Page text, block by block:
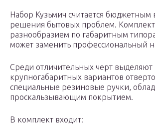
Набор Кузьмич считается бюджетным
решения бытовых проблем. Комплект
разнообразием по габаритным
может заменить профессиональный
Среди отличительных черт выделяют
крупногабаритных вариантов
специальные резиновые ручки,
проскальзывающим покрытием.
В комплект входит: